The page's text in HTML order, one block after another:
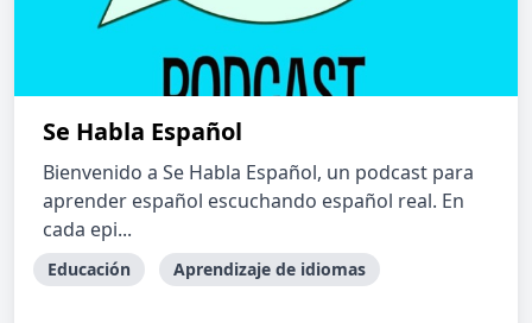
Se Habla Español
Bienvenido a Se Habla Español, un podcast para
aprender español escuchando español real. En
cada epi...
Educación Aprendizaje de idiomas